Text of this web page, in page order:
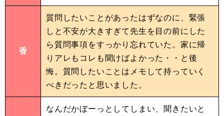
香
質問したいことがあったはずなのに、緊張
しと不安が大きすぎて先生を目の前にした
ら質問事項をすっかり忘れていた。家に帰
りアレもコレも聞けばよかった・・と後
悔。質問したいことはメモして持っていく
べきだったと思いました。
なんだかぼーっとしてしまい、聞きたいと